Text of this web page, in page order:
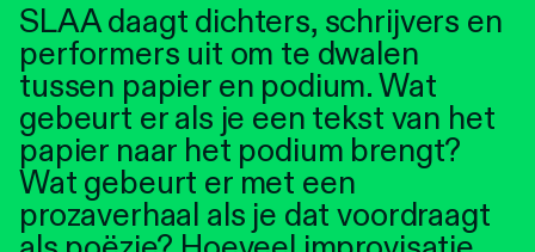
SLAA daagt dichters, schrijvers en
performers uit om te dwalen
tussen papier en podium. Wat
gebeurt er als je een tekst van het
papier naar het podium brengt?
Wat gebeurt er met een
prozaverhaal als je dat voordraagt